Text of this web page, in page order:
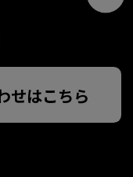
せはこちら